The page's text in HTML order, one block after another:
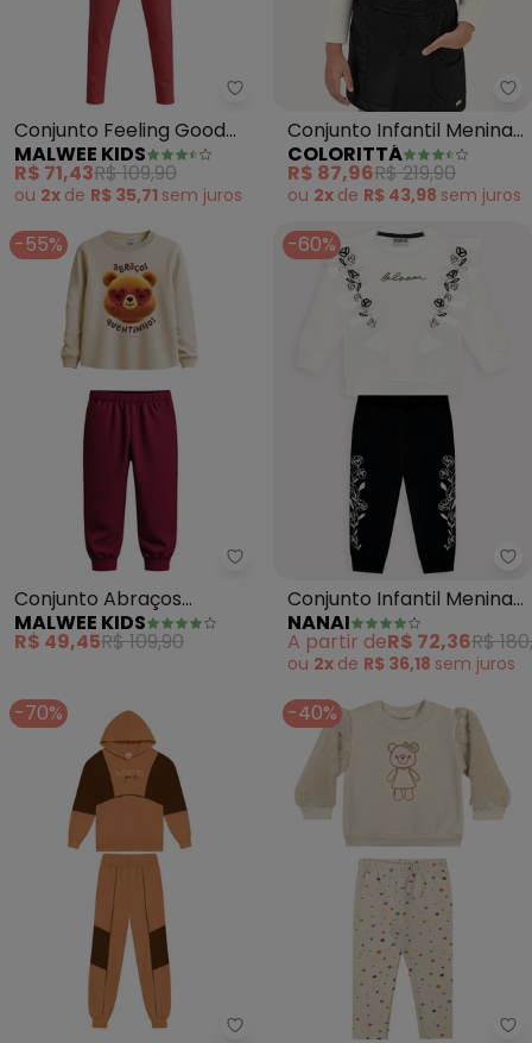
Malwee Kids - Conjunto
Conjunto Feeling Good
(Bege)
MALWEE KIDS
R$ 71,43R$ 109,90
ou 2x de R$ 35,71 sem juros
Conjunto Infantil Menina
Blusa Trend e Saia (Bege)
COLORITTÁ
R$ 87,96R$ 219,90
ou 2x de R$ 43,98 sem juros
-55%
Malwee Kids - Conjunto
Conjunto Abraços
Quentinhos em Moletom
(Bege)
MALWEE KIDS
R$ 49,45R$ 109,90
-60%
Conjunto Infantil Menina
Lettering (Off White)
NANAI
A partir deR$ 72,36R$
ou 2x de R$ 36,18 sem juros
-70%
Duduka - Conjunto Infantil
-40%